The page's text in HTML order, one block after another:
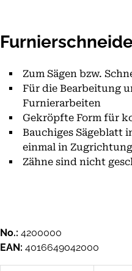
Zum Sägen bzw.
Für die Bearbeitung
Furnierarbeiten
Gekröpfte Form für
Bauchiges Sägeblatt
einmal in
Zähne sind nicht
No.: 4200000
EAN: 4016649042000